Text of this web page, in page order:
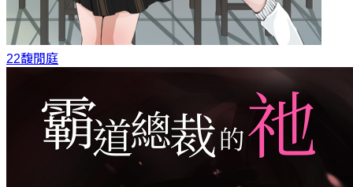
22馥閒庭